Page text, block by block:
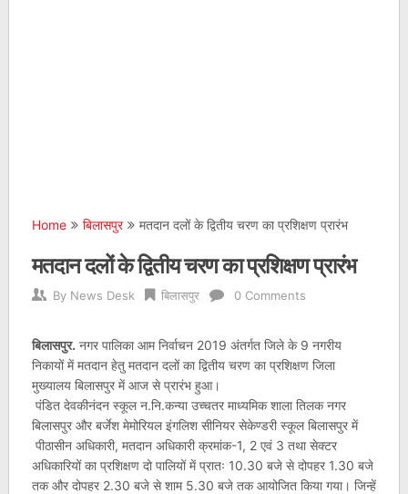
Home बिलासपुर मतदान दलों के द्वितीय चरण का प्रशिक्षण प्रारंभ
मतदान दलों के द्वितीय चरण का प्रशिक्षण प्रारंभ
By News Desk बिलासपुर 0 Comments
बिलासपुर. नगर पालिका आम निर्वाचन 2019 अंतर्गत जिले के 9 नगरीय
निकायों में मतदान हेतु मतदान दलों का द्वितीय चरण का प्रशिक्षण जिला
मुख्यालय बिलासपुर में आज से प्रारंभ हुआ।
पंडित देवकीनंदन स्कूल न.नि.कन्या उच्चतर माध्यमिक शाला तिलक नगर
बिलासपुर और बर्जेश मेमोरियल इंगलिश सीनियर सेकेण्डरी स्कूल बिलासपुर में
पीठासीन अधिकारी, मतदान अधिकारी क्रमांक-1, 2 एवं 3 तथा सेक्टर
अधिकारियों का प्रशिक्षण दो पालियों में प्रातः 10.30 बजे से दोपहर 1.30 बजे
तक और दोपहर 2.30 बजे से शाम 5.30 बजे तक आयोजित किया गया। जिन्हें